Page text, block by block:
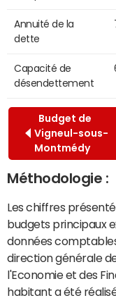
Annuité de la
dette
Capacité de
désendettement
Budget de
Vigneul-sous-
Montmédy
Méthodologie :
Les chiffres
budgets principaux
données
direction générale
l'Economie et des
habitant a été